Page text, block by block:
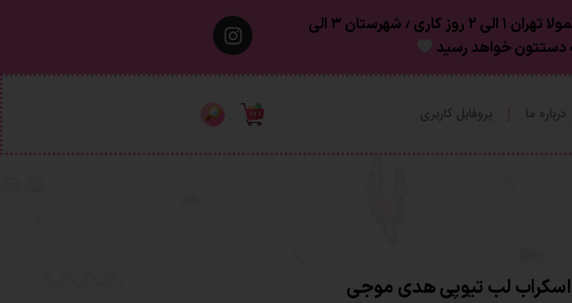
معمولا تهران ۱ الی ۲ روز‌ کاری ٫ شهرستان ۳ الی
درباره ما پروفایل کاربری
اسکراب لب تیوپی هدی موجی